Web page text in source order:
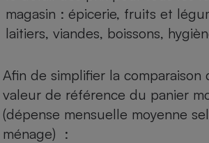
magasin : épicerie, fruits et
laitiers, viandes, boissons,
Afin de simplifier la comparaison
valeur de référence du panier
(dépense mensuelle moyenne
ménage) :